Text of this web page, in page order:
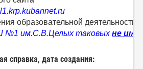
образовательной
им.С.В.Целых таковыхне
справка, дата создания: